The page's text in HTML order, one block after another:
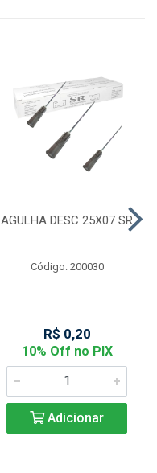
AGULHA DESC 25X07 SR
Código: 200030
R$ 0,20
10% Off no PIX
Adicionar